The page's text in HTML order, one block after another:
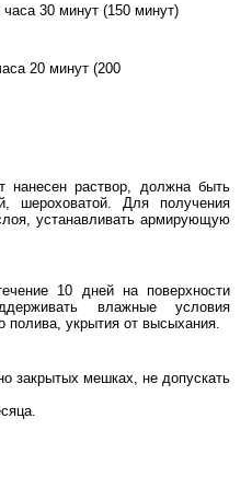
30 минут (150 минут)
20 минут (200
нанесен раствор, должна быть
шероховатой. Для получения
устанавливать армирующую
10 дней на поверхности
влажные условия
полива, укрытия от высыхания.
закрытых мешках, не допускать